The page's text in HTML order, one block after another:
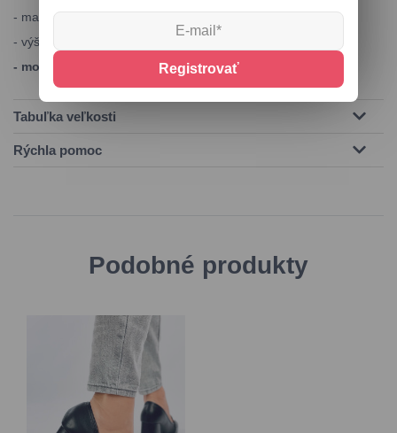
- materiál - ekologická koža
- výška opätku - 10,5 cm, platforma - 1,5 cm
- model sedí na užšie chodidlo
Tabuľka veľkosti
Rýchla pomoc
Podobné produkty
Registrovať